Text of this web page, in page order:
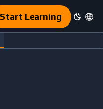
Start Learning